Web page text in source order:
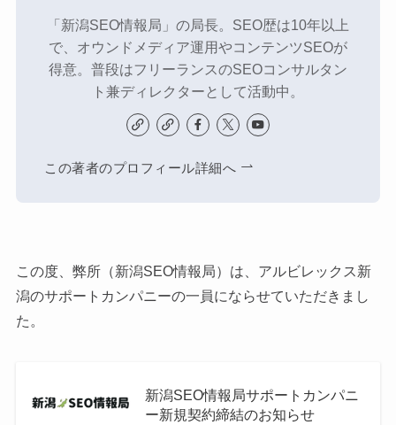
「新潟SEO情報局」の局長。SEO歴は10年以上
で、オウンドメディア運用やコンテンツSEOが
得意。普段はフリーランスのSEOコンサルタン
ト兼ディレクターとして活動中。
この著者のプロフィール詳細へ
この度、弊所（新潟SEO情報局）は、アルビレックス新
潟のサポートカンパニーの一員にならせていただきまし
た。
新潟SEO情報局サポートカンパニ
ー新規契約締結のお知らせ